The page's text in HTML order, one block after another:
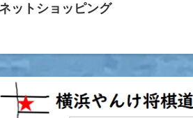
ネットショッピング